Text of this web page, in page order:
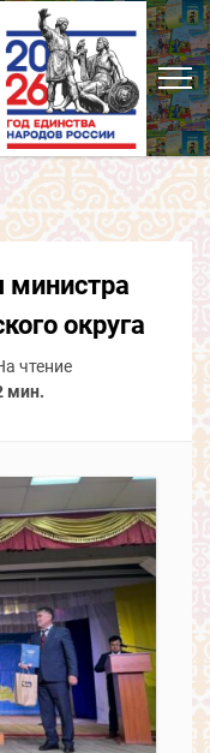
министра
округа
чтение
мин.